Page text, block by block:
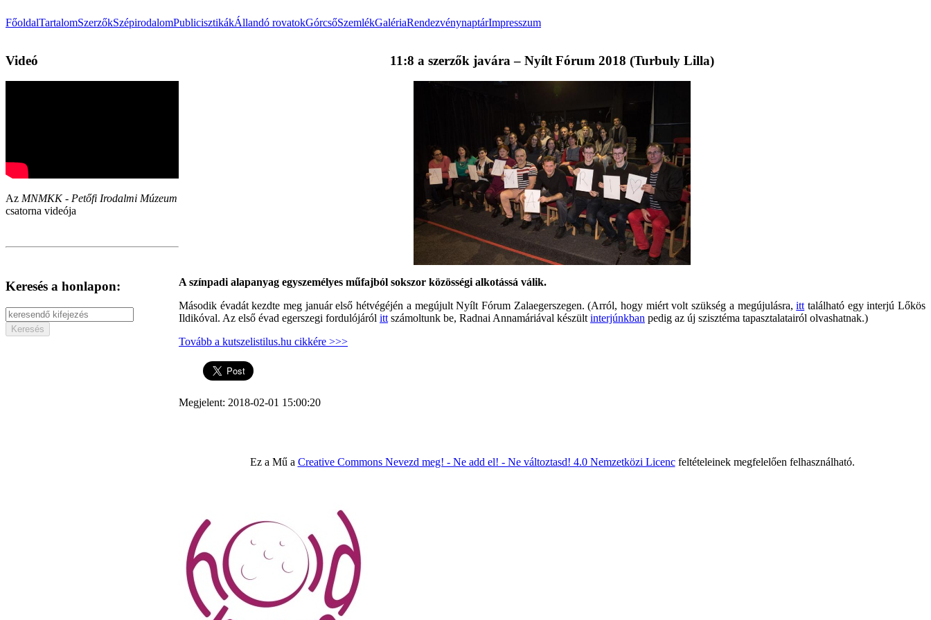
FőoldalTartalomSzerzőkSzépirodalomPublicisztikákÁllandó rovatokGórcsőSzemlékGalériaRendezvénynaptárImpresszum
Videó
Az MNMKK - Petőfi Irodalmi Múzeum
csatorna videója
Keresés a honlapon:
11:8 a szerzők javára – Nyílt Fórum 2018 (Turbuly Lilla)
A színpadi alapanyag egyszemélyes műfajból sokszor közösségi alkotássá válik.
Második évadát kezdte meg január első hétvégéjén a megújult Nyílt Fórum Zalaegerszegen. (Arról, hogy miért volt szükség a megújulásra,itttalálható egy interjú Lőkös
Ildikóval. Az első évad egerszegi fordulójáról ittszámoltunk be, Radnai Annamáriával készültinterjúnkban pedig az új szisztéma tapasztalatairól olvashatnak.)
Tovább a kutszelistilus.hu cikkére >>>
Megjelent: 2018-02-01 15:00:20
Ez a Mű a Creative Commons Nevezd meg! - Ne add el! - Ne változtasd! 4.0 Nemzetközi Licencfeltételeinek megfelelően felhasználható.